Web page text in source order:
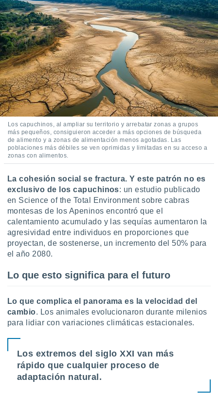
perfiles
utilizar
crear un
uso de
la
contenido
medir el
de la
el
del
de
o a través
de
de
uso de
con el
mediante
de
1199
Los capuchinos, al ampliar su territorio y arrebatar zonas a grupos
más pequeños, consiguieron acceder a más opciones de búsqueda
de alimento y a zonas de alimentación menos agotadas. Las
poblaciones más débiles se ven oprimidas y limitadas en su acceso a
zonas con alimentos.
La cohesión social se fractura. Y este patrón no es
exclusivo de los capuchinos: un estudio publicado
en Science of the Total Environment sobre cabras
montesas de los Apeninos encontró que el
calentamiento acumulado y las sequías aumentaron la
agresividad entre individuos en proporciones que
proyectan, de sostenerse, un incremento del 50% para
el año 2080.
Lo que esto significa para el futuro
Lo que complica el panorama es la velocidad del
cambio. Los animales evolucionaron durante milenios
para lidiar con variaciones climáticas estacionales.
Los extremos del siglo XXI van más
rápido que cualquier proceso de
adaptación natural.